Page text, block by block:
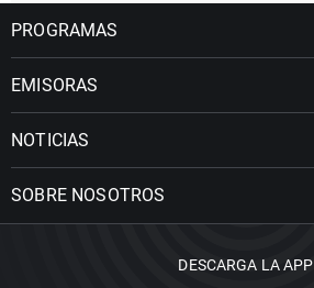
PROGRAMAS
EMISORAS
NOTICIAS
SOBRE NOSOTROS
DESCARGA LA APP